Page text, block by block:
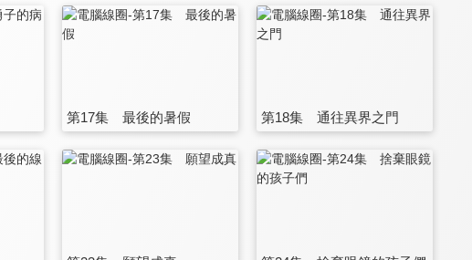
第17集 最後的暑假 第18集 通往異界之門